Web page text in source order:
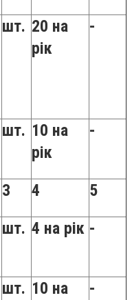
шт. 20 на
рік
-
шт. 10 на
рік
-
3 4
5
шт. 4 на рік -
шт. 10 на
-